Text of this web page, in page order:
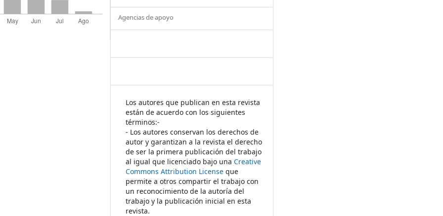
Agencias de apoyo
Los autores que publican en esta revista
están de acuerdo con los siguientes
términos:-
- Los autores conservan los derechos de
autor y garantizan a la revista el derecho
de ser la primera publicación del trabajo
al igual que licenciado bajo unaCreative
Commons Attribution License que
permite a otros compartir el trabajo con
un reconocimiento de la autoría del
trabajo y la publicación inicial en esta
revista.